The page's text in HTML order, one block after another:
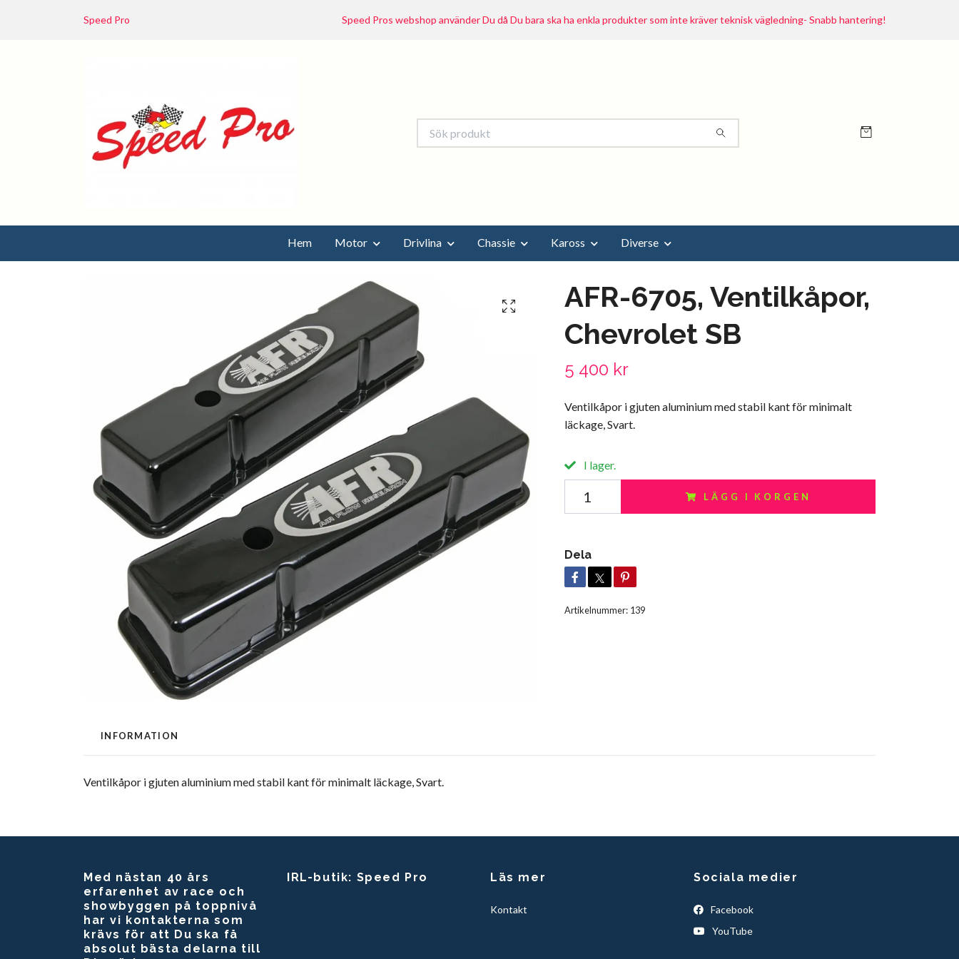
Speed Pro Speed Pros webshop använder Du då Du bara ska ha enkla produkter som inte kräver teknisk vägledning- Snabb hantering!
Hem Motor Drivlina Chassie Kaross Diverse
AFR-6705, Ventilkåpor,
Chevrolet SB
5 400 kr
Ventilkåpor i gjuten aluminium med stabil kant för minimalt
läckage, Svart.
I lager.
LÄGG I KORGEN
Dela
Artikelnummer: 139
INFORMATION
Ventilkåpor i gjuten aluminium med stabil kant för minimalt läckage, Svart.
Med nästan 40 års
erfarenhet av race och
showbyggen på toppnivå
har vi kontakterna som
krävs för att Du ska få
absolut bästa delarna till
IRL-butik: Speed Pro Läs mer
Kontakt
Sociala medier
Facebook
YouTube